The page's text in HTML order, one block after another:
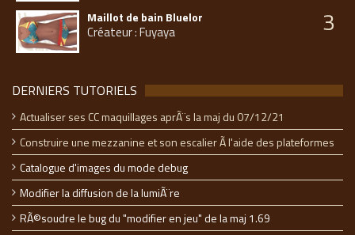
Maillot de bain Bluelor
Créateur : Fuyaya 3
DERNIERS TUTORIELS
Actualiser ses CC maquillages aprÃ¨s la maj du 07/12/21
Construire une mezzanine et son escalier Ã l'aide des plateformes
Catalogue d'images du mode debug
Modifier la diffusion de la lumiÃ¨re
RÃ©soudre le bug du "modifier en jeu" de la maj 1.69